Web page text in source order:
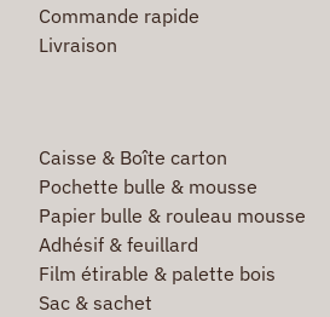
Commande rapide
Livraison
Caisse & Boîte carton
Pochette bulle & mousse
Papier bulle & rouleau mousse
Adhésif & feuillard
Film étirable & palette bois
Sac & sachet